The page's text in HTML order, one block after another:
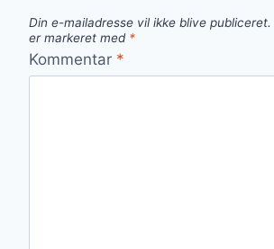
Din e-mailadresse vil ikke blive publiceret.
er markeret med *
Kommentar *